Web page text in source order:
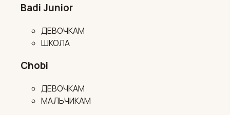
Badi Junior
ДЕВОЧКАМ
ШКОЛА
Chobi
ДЕВОЧКАМ
МАЛЬЧИКАМ